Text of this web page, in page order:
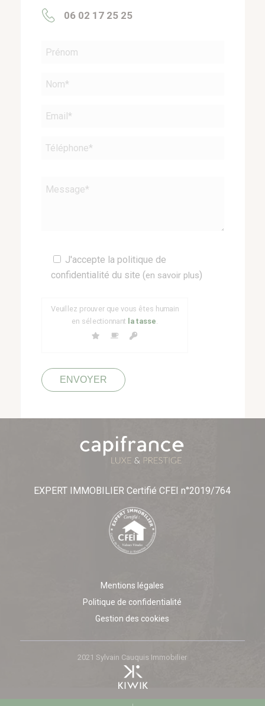
06 02 17 25 25
laisser
ce
vide.
J'accepte la politique de
confidentialité du site (en savoir plus)
Veuillez prouver que vous êtes humain
en sélectionnant la tasse
EXPERT IMMOBILIER Certifié CFEI n°2019/764
Mentions légales
Politique de confidentialité
Gestion des cookies
2021 Sylvain Cauquis Immobilier